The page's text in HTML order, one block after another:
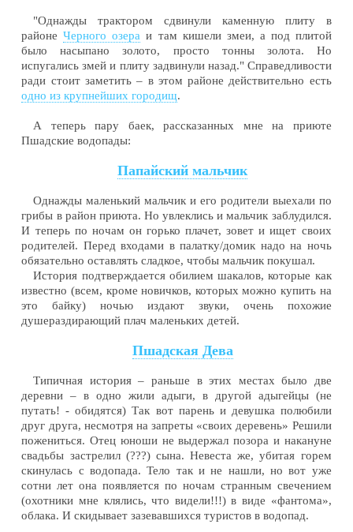
"Однажды трактором сдвинули каменную плиту в
районеЧерного озера и там кишели змеи, а под плитой
было насыпано золото, просто тонны золота. Но
испугались змей и плиту задвинули назад." Справедливости
ради стоит заметить – в этом районе действительно есть
одно из крупнейших городищ.
А теперь пару баек, рассказанных мне на приюте
Пшадские водопады:
Папайский мальчик
Однажды маленький мальчик и его родители выехали по
грибы в район приюта. Но увлеклись и мальчик заблудился.
И теперь по ночам он горько плачет, зовет и ищет своих
родителей. Перед входами в палатку/домик надо на ночь
обязательно оставлять сладкое, чтобы мальчик покушал.
История подтверждается обилием шакалов, которые как
известно (всем, кроме новичков, которых можно купить на
это байку) ночью издают звуки, очень похожие
душераздирающий плач маленьких детей.
Пшадская Дева
Типичная история – раньше в этих местах было две
деревни – в одно жили адыги, в другой адыгейцы (не
путать! - обидятся) Так вот парень и девушка полюбили
друг друга, несмотря на запреты «своих деревень» Решили
пожениться. Отец юноши не выдержал позора и накануне
свадьбы застрелил (???) сына. Невеста же, убитая горем
скинулась с водопада. Тело так и не нашли, но вот уже
сотни лет она появляется по ночам странным свечением
(охотники мне клялись, что видели!!!) в виде «фантома»,
облака. И скидывает зазевавшихся туристов в водопад.